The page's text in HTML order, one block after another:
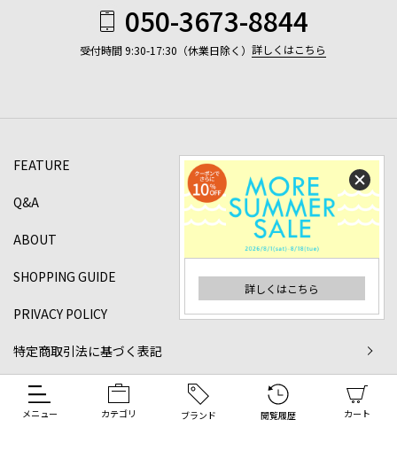
詳しくはこちら
メニュー カテゴリ ブランド 閲覧履歴 カート
050-3673-8844
受付時間 9:30-17:30（休業日除く） 詳しくはこちら
FEATURE
Q&A
ABOUT
SHOPPING GUIDE
PRIVACY POLICY
特定商取引法に基づく表記
©2024 DANJO Co.,ltd All rights reserved.